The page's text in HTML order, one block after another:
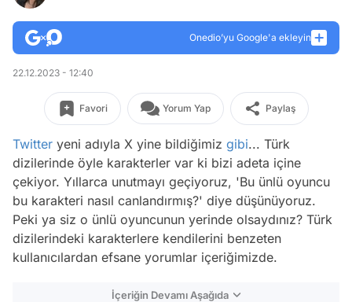
Onedio’yu Google'a ekleyin
22.12.2023 - 12:40
Favori Yorum Yap Paylaş
Twitter yeni adıyla X yine bildiğimiz gibi... Türk
dizilerinde öyle karakterler var ki bizi adeta içine
çekiyor. Yıllarca unutmayı geçiyoruz, 'Bu ünlü oyuncu
bu karakteri nasıl canlandırmış?' diye düşünüyoruz.
Peki ya siz o ünlü oyuncunun yerinde olsaydınız? Türk
dizilerindeki karakterlere kendilerini benzeten
kullanıcılardan efsane yorumlar içeriğimizde.
İçeriğin Devamı Aşağıda